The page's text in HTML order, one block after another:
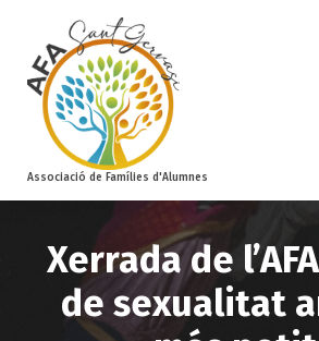
n
Associació de Famílies d'Alumnes
Xerrada de
de sexualitat